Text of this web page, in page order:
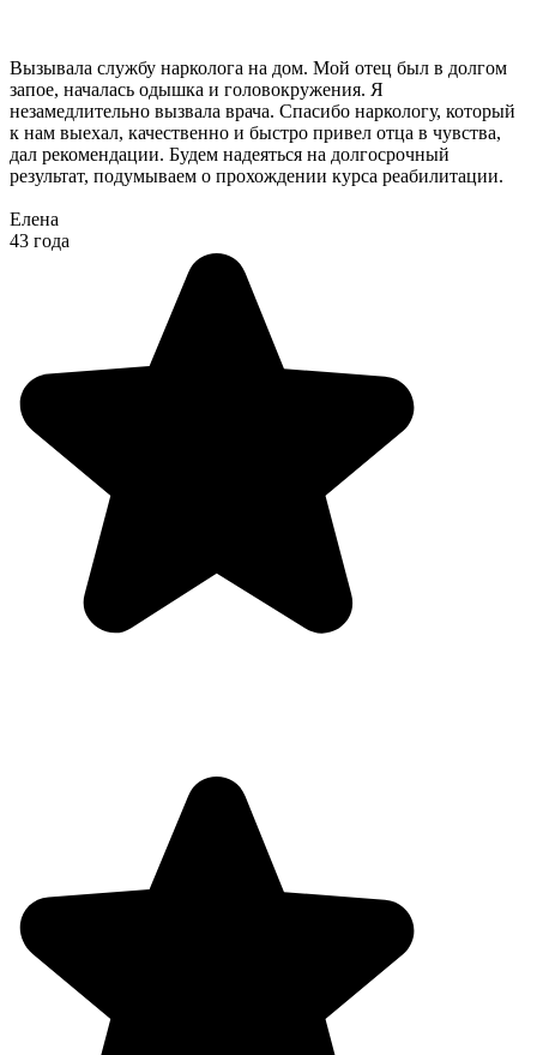
Вызывала службу нарколога на дом. Мой отец был в долгом
запое, началась одышка и головокружения. Я
незамедлительно вызвала врача. Спасибо наркологу, который
к нам выехал, качественно и быстро привел отца в чувства,
дал рекомендации. Будем надеяться на долгосрочный
результат, подумываем о прохождении курса реабилитации.
Елена
43 года